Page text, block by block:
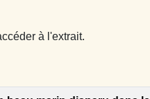
à l'extrait.